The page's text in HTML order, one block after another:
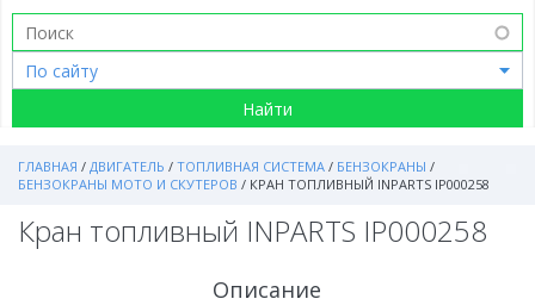
ГЛАВНАЯ / ДВИГАТЕЛЬ / ТОПЛИВНАЯ СИСТЕМА / БЕНЗОКРАНЫ /
БЕНЗОКРАНЫ МОТО И СКУТЕРОВ / КРАН ТОПЛИВНЫЙ INPARTS IP000258
Кран топливный INPARTS IP000258
Описание